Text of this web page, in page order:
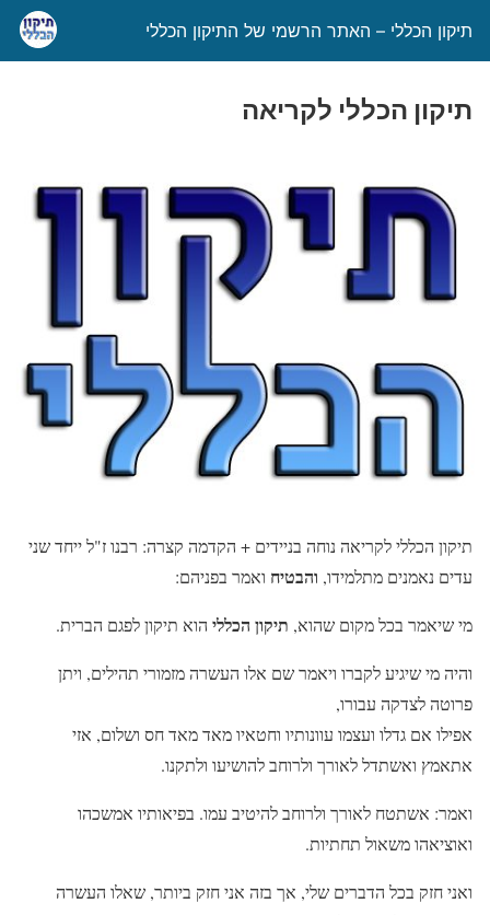
תיקון הכללי – האתר הרשמי של התיקון הכללי
תיקון הכללי לקריאה
תיקון הכללי לקריאה נוחה בניידים + הקדמה קצרה: רבנו ז"ל ייחד שני
עדים נאמנים מתלמידו, והבטיח ואמר בפניהם:
מי שיאמר בכל מקום שהוא, תיקון הכללי הוא תיקון לפגם הברית.
והיה מי שיגיע לקברו ויאמר שם אלו העשרה מזמורי תהילים, ויתן
פרוטה לצדקה עבורו,
אפילו אם גדלו ועצמו עוונותיו וחטאיו מאד מאד חס ושלום, אזי
אתאמץ ואשתדל לאורך ולרוחב להושיעו ולתקנו.
ואמר: אשתטח לאורך ולרוחב להיטיב עמו. בפיאותיו אמשכהו
ואוציאהו משאול תחתיות.
ואני חזק בכל הדברים שלי, אך בזה אני חזק ביותר, שאלו העשרה